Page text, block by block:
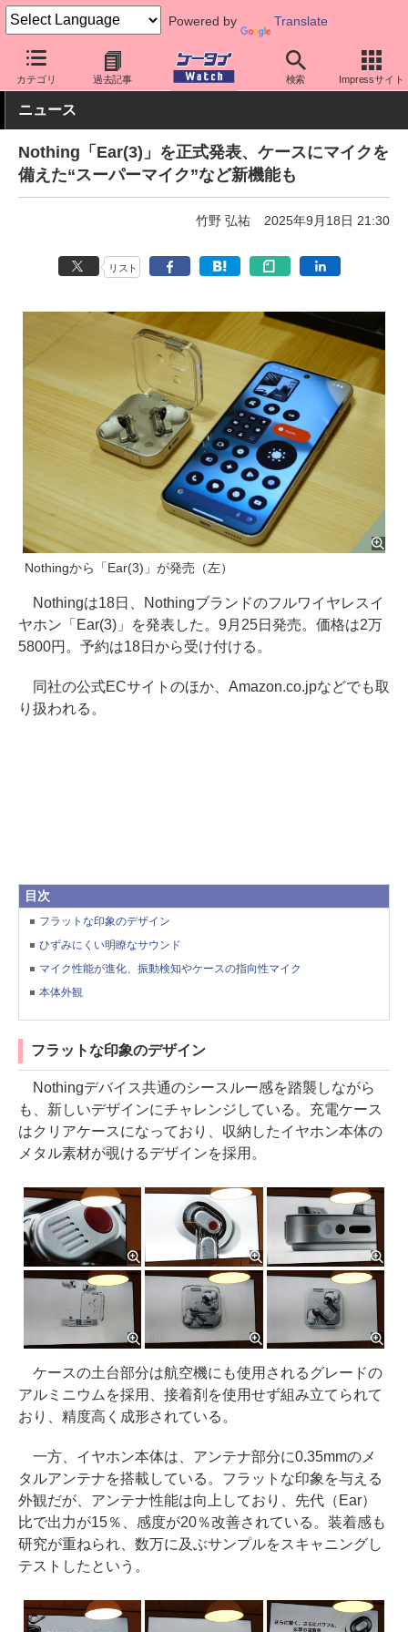
Powered by Translate
カテゴリ 過去記事 検索 Impressサイト
ケータイ Watch 周辺機器/アクセサリー オーディオ
ニュース
Nothing「Ear(3)」を正式発表、ケースにマイクを
備えた“スーパーマイク”など新機能も
竹野 弘祐 2025年9月18日 21:30
リスト
Nothingから「Ear(3)」が発売（左）
Nothingは18日、Nothingブランドのフルワイヤレスイ
ヤホン「Ear(3)」を発表した。9月25日発売。価格は2万
5800円。予約は18日から受け付ける。
同社の公式ECサイトのほか、Amazon.co.jpなどでも取
り扱われる。
目次
フラットな印象のデザイン
ひずみにくい明瞭なサウンド
マイク性能が進化、振動検知やケースの指向性マイク
本体外観
フラットな印象のデザイン
Nothingデバイス共通のシースルー感を踏襲しながら
も、新しいデザインにチャレンジしている。充電ケース
はクリアケースになっており、収納したイヤホン本体の
メタル素材が覗けるデザインを採用。
ケースの土台部分は航空機にも使用されるグレードの
アルミニウムを採用、接着剤を使用せず組み立てられて
おり、精度高く成形されている。
一方、イヤホン本体は、アンテナ部分に0.35mmのメ
タルアンテナを搭載している。フラットな印象を与える
外観だが、アンテナ性能は向上しており、先代（Ear）
比で出力が15％、感度が20％改善されている。装着感も
研究が重ねられ、数万に及ぶサンプルをスキャニングし
テストしたという。